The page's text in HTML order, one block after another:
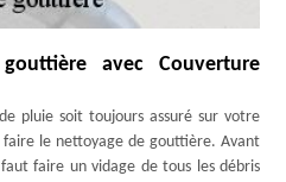
avec Couverture
pluie soit toujours assuré sur votre
le nettoyage de gouttière. Avant
faire un vidage de tous les débris